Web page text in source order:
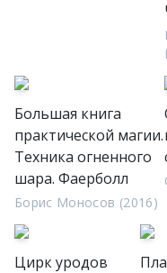
Большая книга
практической магии.
Техника огненного
шара. Фаерболл
Борис Моносов (2016)
Цирк уродов